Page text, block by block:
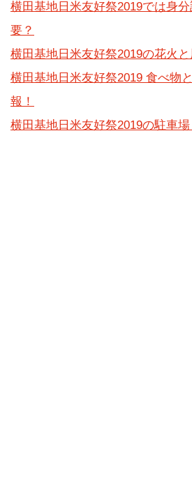
横田基地日米友好祭2019では身
要？
横田基地日米友好祭2019の花火と
横田基地日米友好祭2019 食べ物
報！
横田基地日米友好祭2019の駐車